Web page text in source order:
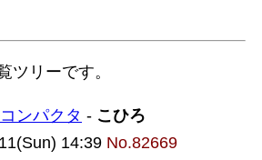
ツリーです。
ンパクタ - こひろ
14:39 No.82669